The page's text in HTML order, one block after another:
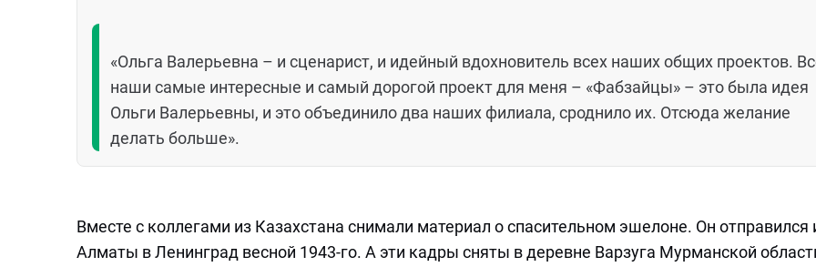
«Ольга Валерьевна – и сценарист, и идейный вдохновитель всех наших общих проектов.
наши самые интересные и самый дорогой проект для меня – «Фабзайцы» – это была идея
Ольги Валерьевны, и это объединило два наших филиала, сроднило их. Отсюда желание
делать больше».
Вместе с коллегами из Казахстана снимали материал о спасительном эшелоне. Он отправился
Алматы в Ленинград весной 1943-го. А эти кадры сняты в деревне Варзуга Мурманской